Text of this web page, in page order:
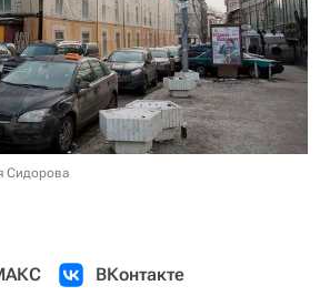
Сидорова
ВКонтакте